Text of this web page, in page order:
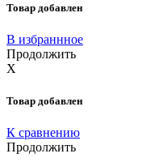
Товар добавлен
В избраннное
Продолжить
X
Товар добавлен
К сравнению
Продолжить